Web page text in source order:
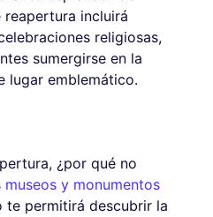
incluirá
religiosas,
sumergirse en la
lugar emblemático.
¿por qué no
museos y monumentos
te permitirá descubrir la